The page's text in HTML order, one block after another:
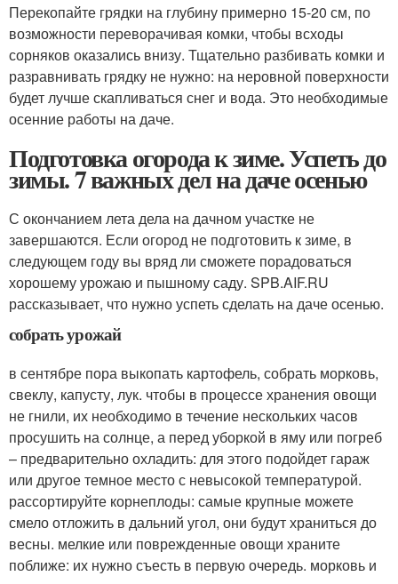
Перекопайте грядки на глубину примерно 15-20 см, по
возможности переворачивая комки, чтобы всходы
сорняков оказались внизу. Тщательно разбивать комки и
разравнивать грядку не нужно: на неровной поверхности
будет лучше скапливаться снег и вода. Это необходимые
осенние работы на даче.
Подготовка огорода к зиме. Успеть до
зимы. 7 важных дел на даче осенью
С окончанием лета дела на дачном участке не
завершаются. Если огород не подготовить к зиме, в
следующем году вы вряд ли сможете порадоваться
хорошему урожаю и пышному саду. SPB.AIF.RU
рассказывает, что нужно успеть сделать на даче осенью.
собрать урожай
в сентябре пора выкопать картофель, собрать морковь,
свеклу, капусту, лук. чтобы в процессе хранения овощи
не гнили, их необходимо в течение нескольких часов
просушить на солнце, а перед уборкой в яму или погреб
– предварительно охладить: для этого подойдет гараж
или другое темное место с невысокой температурой.
рассортируйте корнеплоды: самые крупные можете
смело отложить в дальний угол, они будут храниться до
весны. мелкие или поврежденные овощи храните
поближе: их нужно съесть в первую очередь. морковь и